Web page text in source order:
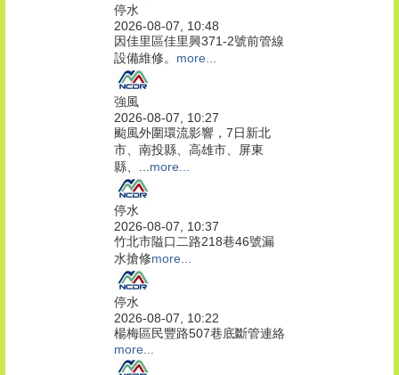
停水
2026-08-07, 10:48
因佳里區佳里興371-2號前管線
設備維修。 more...
強風
2026-08-07, 10:27
颱風外圍環流影響，7日新北
市、南投縣、高雄市、屏東
縣、... more...
停水
2026-08-07, 10:37
竹北市隘口二路218巷46號漏
水搶修more...
停水
2026-08-07, 10:22
楊梅區民豐路507巷底斷管連絡
more...